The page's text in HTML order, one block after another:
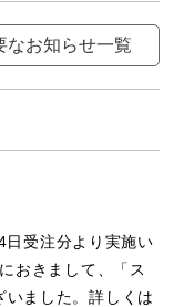
なお知らせ一覧
受注分より実施い
おきまして、「ス
いました。詳しくは